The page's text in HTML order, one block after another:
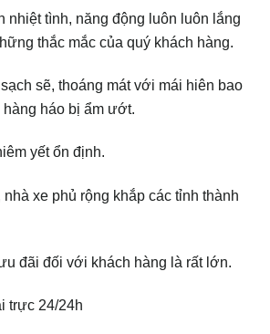
nhiệt tình, năng động luôn luôn lắng
thắc mắc của quý khách hàng.
sẽ, thoáng mát với mái hiên bao
hàng háo bị ẩm ướt.
yết ổn định.
xe phủ rộng khắp các tỉnh thành
đãi đối với khách hàng là rất lớn.
trực 24/24h